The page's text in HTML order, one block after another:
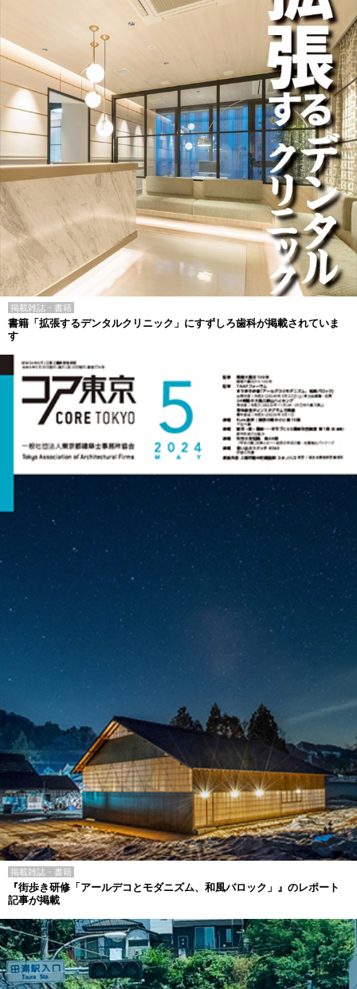
掲載雑誌・書籍
書籍「拡張するデンタルクリニック」にすずしろ歯科が掲載されていま
す
掲載雑誌・書籍
『街歩き研修「アールデコとモダニズム、和風バロック」』のレポート
記事が掲載